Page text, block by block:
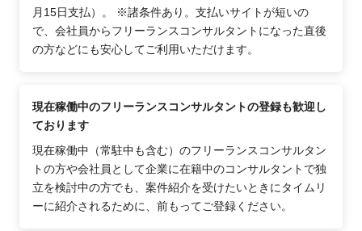
月15日支払）。 ※諸条件あり。支払いサイトが短いの
で、会社員からフリーランスコンサルタントになった直後
の方などにも安心してご利用いただけます。
現在稼働中のフリーランスコンサルタントの登録も歓迎し
ております
現在稼働中（常駐中も含む）のフリーランスコンサルタン
トの方や会社員として企業に在籍中のコンサルタントで独
立を検討中の方でも、案件紹介を受けたいときにタイムリ
ーに紹介されるために、前もってご登録ください。